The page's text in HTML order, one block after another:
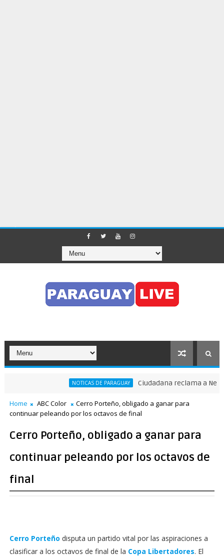
NOTICAS DE PARAGUAY Ciudadana reclama a
en pleno Puente de la Amistad
Home ABC Color
Cerro Porteño, obligado a ganar para
continuar peleando por los octavos de final
Cerro Porteño, obligado a ganar para
continuar peleando por los octavos de
final
Cerro Porteño disputa un partido vital por las aspiraciones a
clasificar a los octavos de final de la Copa Libertadores. El